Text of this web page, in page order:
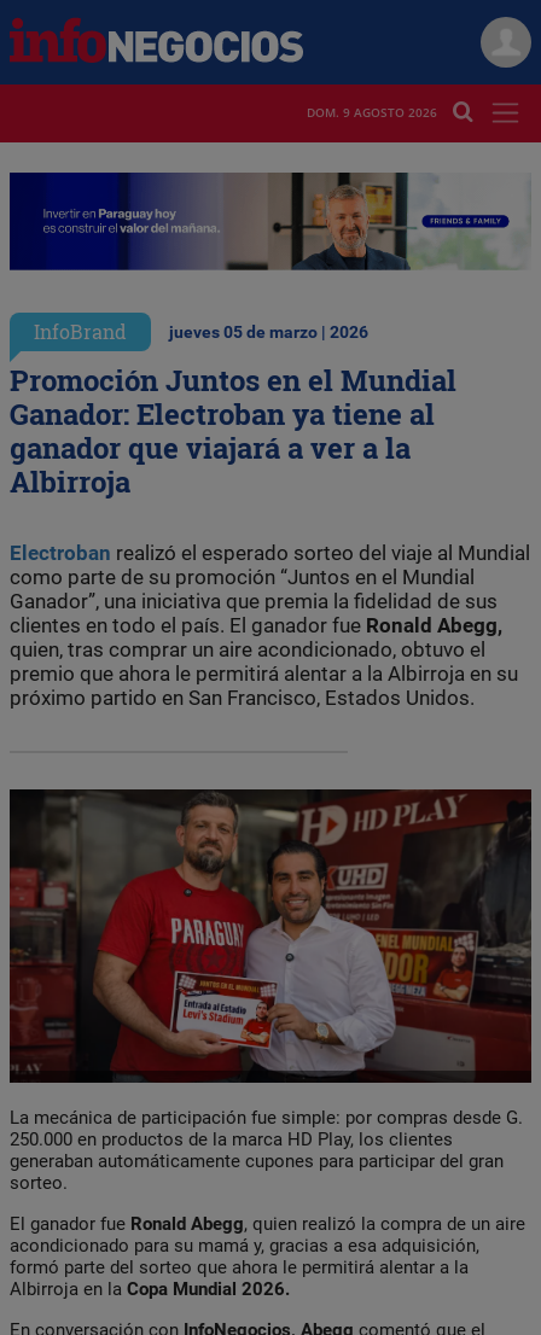
DOM. 9 AGOSTO 2026
InfoBrand jueves 05 de marzo | 2026
Promoción Juntos en el Mundial
Ganador: Electroban ya tiene al
ganador que viajará a ver a la
Albirroja
Electroban realizó el esperado sorteo del viaje al Mundial
como parte de su promoción “Juntos en el Mundial
Ganador”, una iniciativa que premia la fidelidad de sus
clientes en todo el país. El ganador fue Ronald Abegg,
quien, tras comprar un aire acondicionado, obtuvo el
premio que ahora le permitirá alentar a la Albirroja en su
próximo partido en San Francisco, Estados Unidos.
La mecánica de participación fue simple: por compras desde G.
250.000 en productos de la marca HD Play, los clientes
generaban automáticamente cupones para participar del gran
sorteo.
El ganador fue Ronald Abegg, quien realizó la compra de un aire
acondicionado para su mamá y, gracias a esa adquisición,
formó parte del sorteo que ahora le permitirá alentar a la
Albirroja en la Copa Mundial 2026.
En conversación con InfoNegocios, Abegg comentó que el